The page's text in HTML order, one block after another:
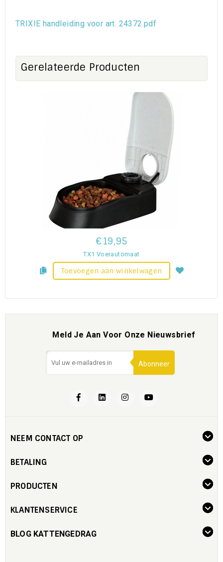
TRIXIE handleiding voor art. 24372.pdf
Gerelateerde Producten
€19,95
TX1 Voerautomaat
Toevoegen aan winkelwagen
Meld Je Aan Voor Onze Nieuwsbrief
Abonneer
NEEM CONTACT OP
BETALING
PRODUCTEN
KLANTENSERVICE
BLOG KATTENGEDRAG